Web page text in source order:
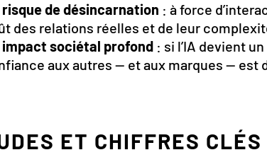
risque de désincarnation : à force
des relations réelles et de leur
impact sociétal profond : si l’IA devient
aux autres — et aux marques — est
ET CHIFFRES CLÉS